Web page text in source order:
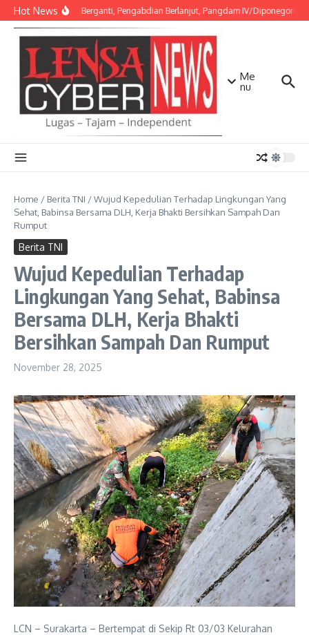
Lewati ke konten
Hot NewsAmanah Berganti, Pengabdian Berlanjut, Pangdam IV/Diponegoro
Me
nu
Home / Berita TNI /Wujud Kepedulian Terhadap Lingkungan Yang
Sehat, Babinsa Bersama DLH, Kerja Bhakti Bersihkan Sampah Dan
Rumput
Berita TNI
Wujud Kepedulian Terhadap
Lingkungan Yang Sehat, Babinsa
Bersama DLH, Kerja Bhakti
Bersihkan Sampah Dan Rumput
November 28, 2025
LCN – Surakarta – Bertempat di Sekip Rt 03/03 Kelurahan